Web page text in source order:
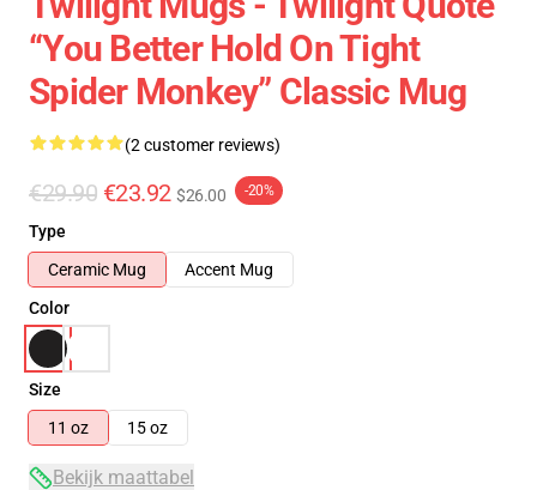
“you Better Hold On Tight
Spider Monkey” Classic Mug
(2 customer reviews)
€29.90 €23.92 $26.00 -20%
Type
Ceramic Mug
Accent Mug
Color
Size
11 oz
15 oz
Bekijk maattabel